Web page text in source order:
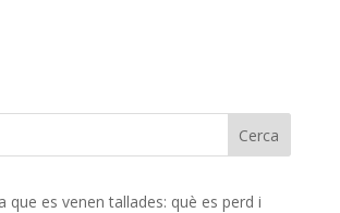
que es venen tallades: què es perd i